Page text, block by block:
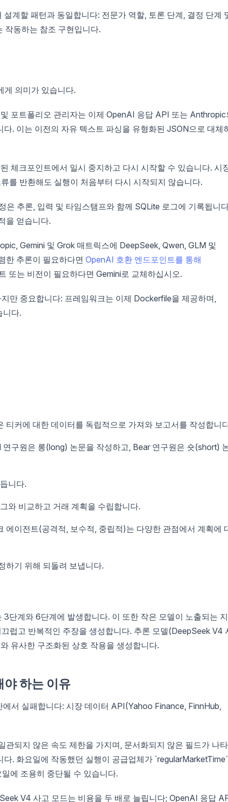
계할 패턴과 동일합니다: 전문가 역할, 토론 단계, 결정 단계
작동하는 참조 구현입니다.
게 의미가 있습니다.
포트폴리오 관리자는 이제 OpenAI 응답 API 또는 Anthropic
. 이는 이전의 자유 텍스트 파싱을 유형화된 JSON으로 대체
체크포인트에서 일시 중지하고 다시 시작할 수 있습니다. 시
를 반환해도 실행이 처음부터 다시 시작되지 않습니다.
은 추론, 입력 및 타임스탬프와 함께 SQLite 로그에 기록됩니
을 얻습니다.
Gemini 및 Grok 매트릭스에 DeepSeek, Qwen, GLM 및
한 추론이 필요하다면 OpenAI 호환 엔드포인트를 통해
또는 비전이 필요하다면 Gemini로 교체하십시오.
만 중요합니다: 프레임워크는 이제 Dockerfile을 제공하며,
니다.
티커에 대한 데이터를 독립적으로 가져와 보고서를 작성합니
구원은 롱(long) 논문을 작성하고, Bear 연구원은 숏(short)
니다.
와 비교하고 거래 계획을 수립합니다.
에이전트(공격적, 보수적, 중립적)는 다양한 관점에서 계획에
하기 위해 되돌려 보냅니다.
단계와 6단계에 발생합니다. 이 또한 작은 모델이 노출되는
럽고 반복적인 주장을 생성합니다. 추론 모델(DeepSeek V4
유사한 구조화된 상호 작용을 생성합니다.
야 하는 이유
서 실패합니다: 시장 데이터 API(Yahoo Finance, FinnHub,
관되지 않은 속도 제한을 가지며, 문서화되지 않은 필드가 나
. 화요일에 작동했던 실행이 공급업체가
에 조용히 중단될 수 있습니다.
V4 사고 모드는 비용을 두 배로 늘립니다; OpenAI 응답